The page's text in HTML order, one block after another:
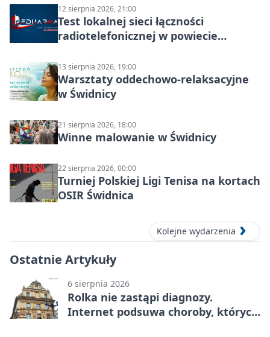
12 sierpnia 2026, 21:00
Test lokalnej sieci łączności
radiotelefonicznej w powiecie
13 sierpnia 2026, 19:00
Warsztaty oddechowo-relaksacyjne
w Świdnicy
21 sierpnia 2026, 18:00
Winne malowanie w Świdnicy
22 sierpnia 2026, 00:00
Turniej Polskiej Ligi Tenisa na kortach
OSIR Świdnica
Kolejne wydarzenia
Ostatnie Artykuły
6 sierpnia 2026
Rolka nie zastąpi diagnozy.
Internet podsuwa choroby, których